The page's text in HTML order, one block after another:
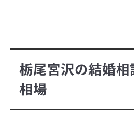
栃尾宮沢の結婚
相場